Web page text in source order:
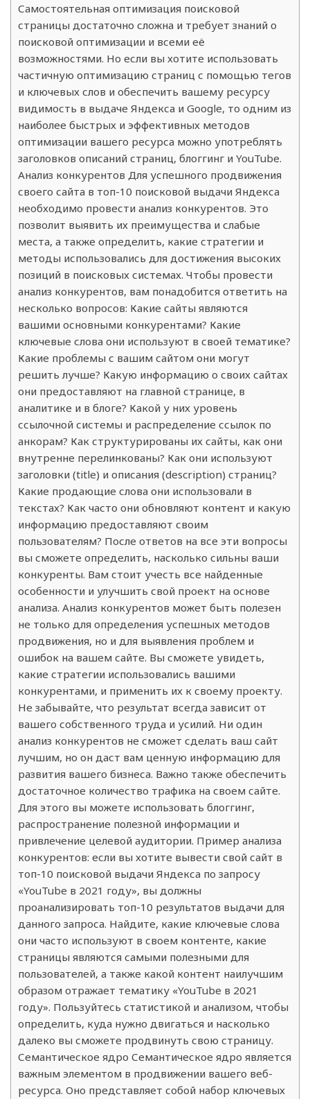
Самостоятельная оптимизация поисковой
страницы достаточно сложна и требует знаний о
поисковой оптимизации и всеми её
возможностями. Но если вы хотите использовать
частичную оптимизацию страниц с помощью тегов
и ключевых слов и обеспечить вашему ресурсу
видимость в выдаче Яндекса и Google, то одним из
наиболее быстрых и эффективных методов
оптимизации вашего ресурса можно употреблять
заголовков описаний страниц, блоггинг и YouTube.
Анализ конкурентов Для успешного продвижения
своего сайта в топ-10 поисковой выдачи Яндекса
необходимо провести анализ конкурентов. Это
позволит выявить их преимущества и слабые
места, а также определить, какие стратегии и
методы использовались для достижения высоких
позиций в поисковых системах. Чтобы провести
анализ конкурентов, вам понадобится ответить на
несколько вопросов: Какие сайты являются
вашими основными конкурентами? Какие
ключевые слова они используют в своей тематике?
Какие проблемы с вашим сайтом они могут
решить лучше? Какую информацию о своих сайтах
они предоставляют на главной странице, в
аналитике и в блоге? Какой у них уровень
ссылочной системы и распределение ссылок по
анкорам? Как структурированы их сайты, как они
внутренне перелинкованы? Как они используют
заголовки (title) и описания (description) страниц?
Какие продающие слова они использовали в
текстах? Как часто они обновляют контент и какую
информацию предоставляют своим
пользователям? После ответов на все эти вопросы
вы сможете определить, насколько сильны ваши
конкуренты. Вам стоит учесть все найденные
особенности и улучшить свой проект на основе
анализа. Анализ конкурентов может быть полезен
не только для определения успешных методов
продвижения, но и для выявления проблем и
ошибок на вашем сайте. Вы сможете увидеть,
какие стратегии использовались вашими
конкурентами, и применить их к своему проекту.
Не забывайте, что результат всегда зависит от
вашего собственного труда и усилий. Ни один
анализ конкурентов не сможет сделать ваш сайт
лучшим, но он даст вам ценную информацию для
развития вашего бизнеса. Важно также обеспечить
достаточное количество трафика на своем сайте.
Для этого вы можете использовать блоггинг,
распространение полезной информации и
привлечение целевой аудитории. Пример анализа
конкурентов: если вы хотите вывести свой сайт в
топ-10 поисковой выдачи Яндекса по запросу
«YouTube в 2021 году», вы должны
проанализировать топ-10 результатов выдачи для
данного запроса. Найдите, какие ключевые слова
они часто используют в своем контенте, какие
страницы являются самыми полезными для
пользователей, а также какой контент наилучшим
образом отражает тематику «YouTube в 2021
году». Пользуйтесь статистикой и анализом, чтобы
определить, куда нужно двигаться и насколько
далеко вы сможете продвинуть свою страницу.
Семантическое ядро Семантическое ядро является
важным элементом в продвижении вашего веб-
ресурса. Оно представляет собой набор ключевых